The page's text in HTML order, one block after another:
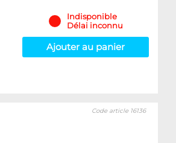
Indisponible
Délai inconnu
Ajouter au panier
Code article 16136